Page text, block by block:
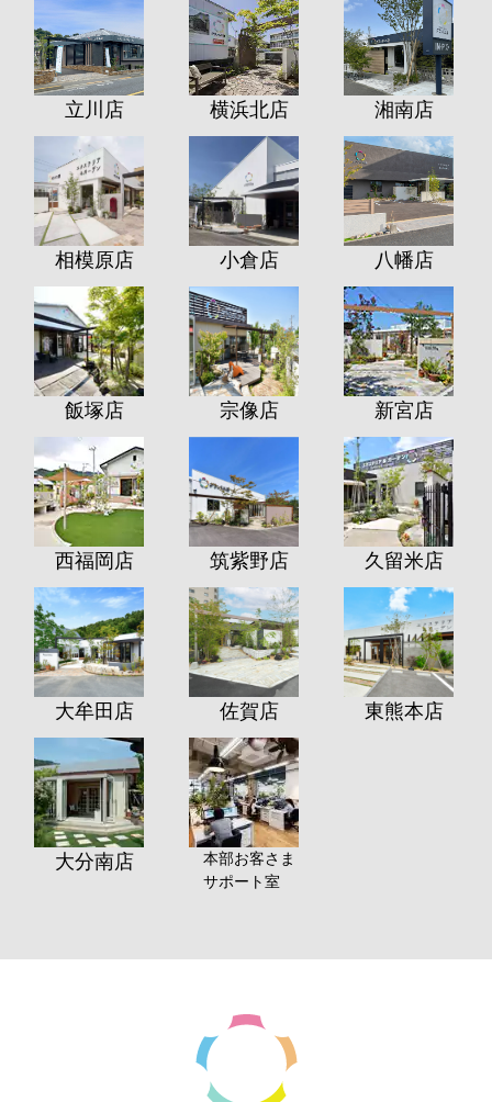
立川店 横浜北店 湘南店
相模原店 小倉店 八幡店
飯塚店 宗像店 新宮店
西福岡店 筑紫野店 久留米店
大牟田店 佐賀店 東熊本店
大分南店
本部お客さま
サポート室